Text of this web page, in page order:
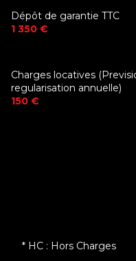
Dépôt de garantie TTC
1 350 €
Charges locatives
regularisation annuelle)
150 €
* HC : Hors Charges